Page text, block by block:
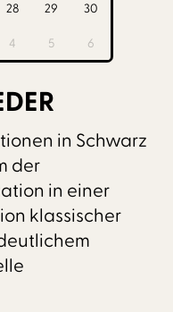
28 29 30
4 5 6
in Schwarz
der
in einer
klassischer